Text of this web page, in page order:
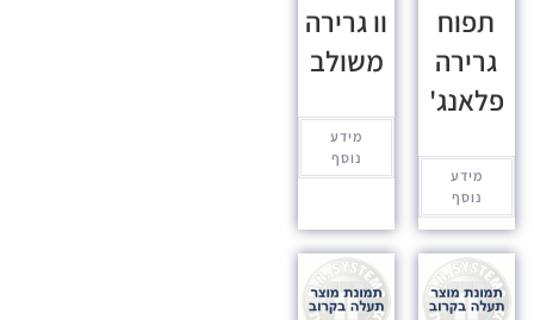
תפוח
גרירה
פלאנג'
מידע
נוסף
וו גרירה
משולב
מידע
נוסף